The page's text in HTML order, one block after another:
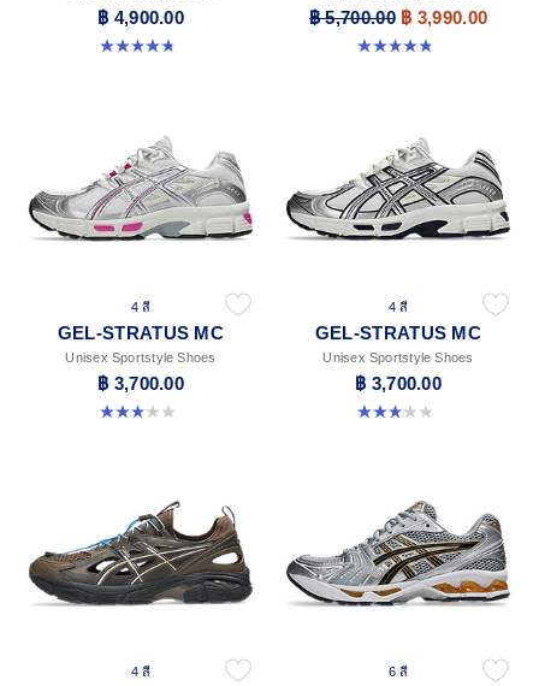
฿ 4,900.00
4.8 จาก 5 ดาว 457 รีวิว
฿ 5,700.00 ฿ 3,990.00
4.8 จาก 5 ดาว 1719 รีวิว
4 สี
GEL-STRATUS MC
Unisex Sportstyle Shoes
฿ 3,700.00
3.0 จาก 5 ดาว 1 รีวิว
4 สี
GEL-STRATUS MC
Unisex Sportstyle Shoes
฿ 3,700.00
3.0 จาก 5 ดาว 1 รีวิว
4 สี 6 สี